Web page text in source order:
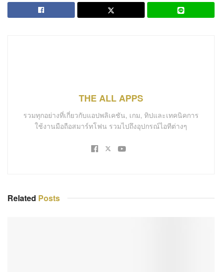
THE ALL APPS
รวมทุกอย่างที่เกี่ยวกับแอปพลิเคชัน, เกม, ทิปและเทคนิคการ
ใช้งานมือถือสมาร์ทโฟน รวมไปถึงอุปกรณ์ไอทีต่างๆ
Related Posts